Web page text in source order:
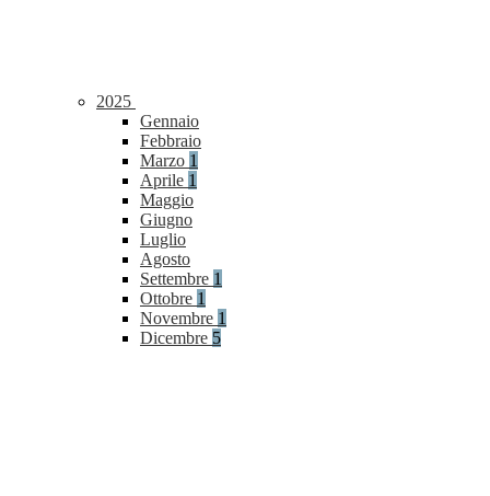
2025
Gennaio
Febbraio
Marzo 1
Aprile 1
Maggio
Giugno
Luglio
Agosto
Settembre 1
Ottobre 1
Novembre 1
Dicembre 5